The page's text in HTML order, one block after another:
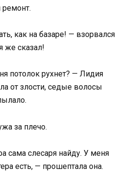
как на базаре! — взорвался
же сказал!
потолок рухнет? — Лидия
от злости, седые волосы
за плечо.
сама слесаря найду. У меня
есть, — прошептала она.